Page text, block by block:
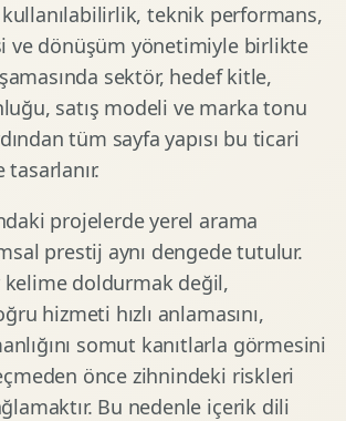
teknik performans,
ve dönüşüm yönetimiyle birlikte
sektör, hedef kitle,
satış modeli ve marka tonu
tüm sayfa yapısı bu ticari
projelerde yerel arama
prestij aynı dengede tutulur.
doldurmak değil,
hizmeti hızlı anlamasını,
somut kanıtlarla görmesini
önce zihnindeki riskleri
Bu nedenle içerik dili